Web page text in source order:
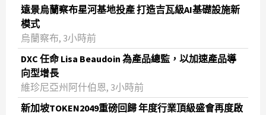
遠景烏蘭察布星河基地投產 打造吉瓦級AI基礎設施新
模式
烏蘭察布, 3小時前
DXC 任命 Lisa Beaudoin 為產品總監，以加速產品導
向型增長
維珍尼亞州阿什伯恩, 3小時前
新加坡TOKEN2049重磅回歸 年度行業頂級盛會再度啟